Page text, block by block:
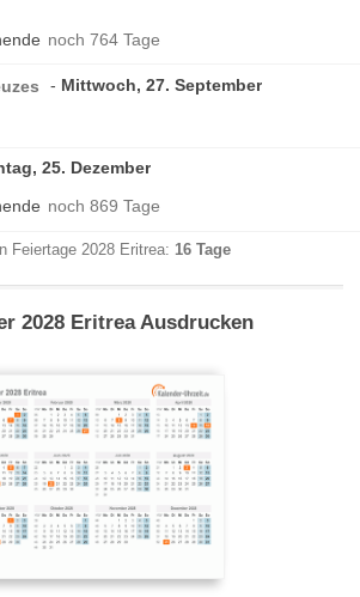
noch 764 Tage
Mittwoch, 27. September
25. Dezember
noch 869 Tage
Feiertage 2028 Eritrea: 16 Tage
2028 Eritrea Ausdrucken